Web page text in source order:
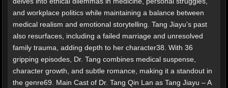
and workplace politics while maintaining a balance between
medical realism and emotional storytelling. Tang Jiayu’s past
also resurfaces, including a failed marriage and unresolved
family trauma, adding depth to her character38. With 36
gripping episodes, Dr. Tang combines medical suspense,
character growth, and subtle romance, making it a standout in
the genre69. Main Cast of Dr. Tang Qin Lan as Tang Jiayu – A